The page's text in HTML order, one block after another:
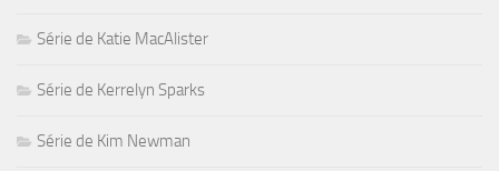
Série de Katie MacAlister
Série de Kerrelyn Sparks
Série de Kim Newman